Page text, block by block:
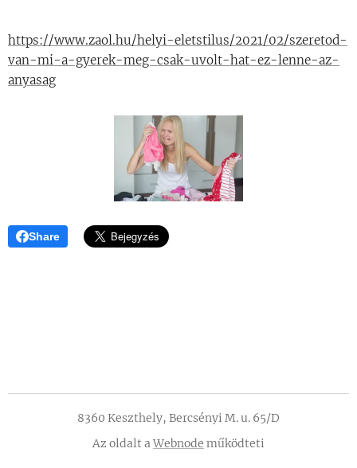
https://www.zaol.hu/helyi-eletstilus/2021/02/szeretod-
van-mi-a-gyerek-meg-csak-uvolt-hat-ez-lenne-az-
anyasag
Share
8360 Keszthely, Bercsényi M. u. 65/D
Az oldalt aWebnode működteti